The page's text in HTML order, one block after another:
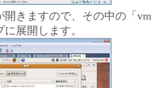
開きますので、その中の「
展開します。